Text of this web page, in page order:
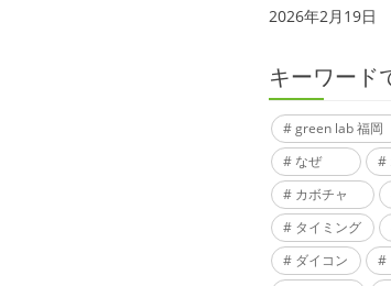
2026年2月19日
キーワード
green lab 福岡
なぜ
カボチャ
タイミング
ダイコン